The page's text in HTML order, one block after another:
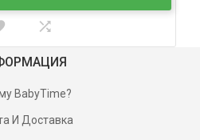
BabyTime?
И Доставка